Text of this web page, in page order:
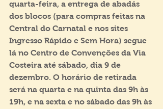
quarta-feira, a entrega de abadás
dos blocos (para compras feitas na
Central do Carnatal e nos sites
Ingresso Rápido e Sem Hora) segue
lá no Centro de Convenções da Via
Costeira até sábado, dia 9 de
dezembro. O horário de retirada
será na quarta e na quinta das 9h às
19h, e na sexta e no sábado das 9h às